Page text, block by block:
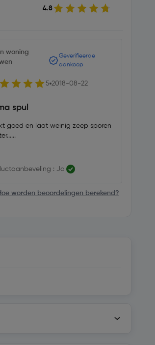
4.8
woning
Geverifieerde
aankoop
5 2018-08-22
spul
goed en laat weinig zeep sporen
: Ja
worden beoordelingen berekend?